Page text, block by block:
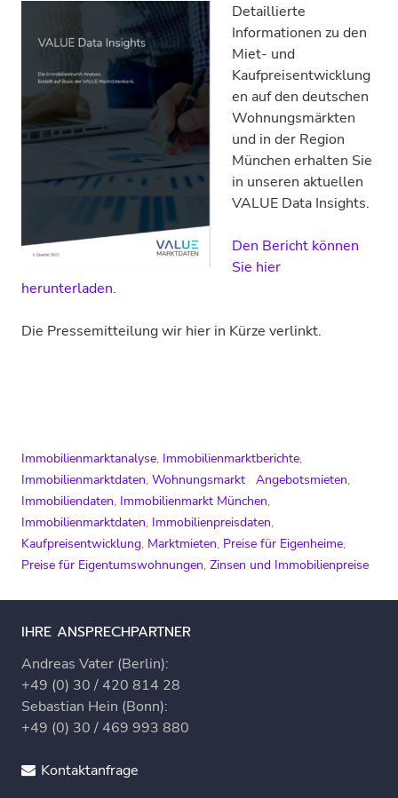
Detaillierte
Informationen zu den
Miet- und
Kaufpreisentwicklung
en auf den deutschen
Wohnungsmärkten
und in der Region
München erhalten Sie
in unseren aktuellen
VALUE Data Insights.
Den Bericht können
Sie hier
herunterladen.
Die Pressemitteilung wir hier in Kürze verlinkt.
Immobilienmarktanalyse, Immobilienmarktberichte,
Immobilienmarktdaten, Wohnungsmarkt Angebotsmieten,
Immobiliendaten, Immobilienmarkt München,
Immobilienmarktdaten, Immobilienpreisdaten,
Kaufpreisentwicklung, Marktmieten, Preise für Eigenheime,
Preise für Eigentumswohnungen, Zinsen und Immobilienpreise
IHRE ANSPRECHPARTNER
Andreas Vater (Berlin):
+49 (0) 30 / 420 814 28
Sebastian Hein (Bonn):
+49 (0) 30 / 469 993 880
Kontaktanfrage